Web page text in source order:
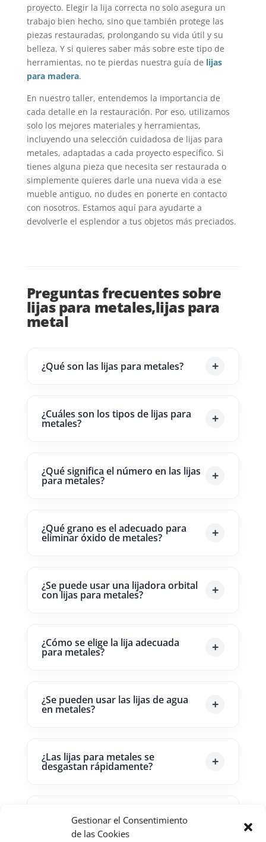
Gestionar el Consentimiento
de las Cookies
proyecto. Elegir la lija correcta no solo asegura un
trabajo bien hecho, sino que también protege las
piezas restauradas, prolongando su vida útil y su
belleza. Y si quieres saber más sobre este tipo de
herramientas, no te pierdas nuestra guía de lijas
para madera.
En nuestro taller, entendemos la importancia de
cada detalle en la restauración. Por eso, utilizamos
solo los mejores materiales y herramientas,
incluyendo una selección cuidadosa de lijas para
metales, adaptadas a cada proyecto específico. Si
tienes alguna pieza que necesita ser restaurada o
simplemente quieres darle una nueva vida a ese
mueble antiguo, no dudes en ponerte en contacto
con nosotros. Estamos aquí para ayudarte a
devolverle el esplendor a tus objetos más preciados.
Preguntas frecuentes sobre
lijas para metales,lijas para
metal
¿Qué son las lijas para metales?
¿Cuáles son los tipos de lijas para
metales?
¿Qué significa el número en las lijas
para metales?
¿Qué grano es el adecuado para
eliminar óxido de metales?
¿Se puede usar una lijadora orbital
con lijas para metales?
¿Cómo se elige la lija adecuada
para metales?
¿Se pueden usar las lijas de agua
en metales?
¿Las lijas para metales se
desgastan rápidamente?
¿Las lijas para metales eliminan
pintura?